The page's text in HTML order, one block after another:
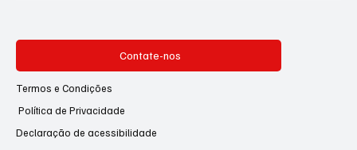
Contate-nos
Termos e Condições
Política de Privacidade
Declaração de acessibilidade